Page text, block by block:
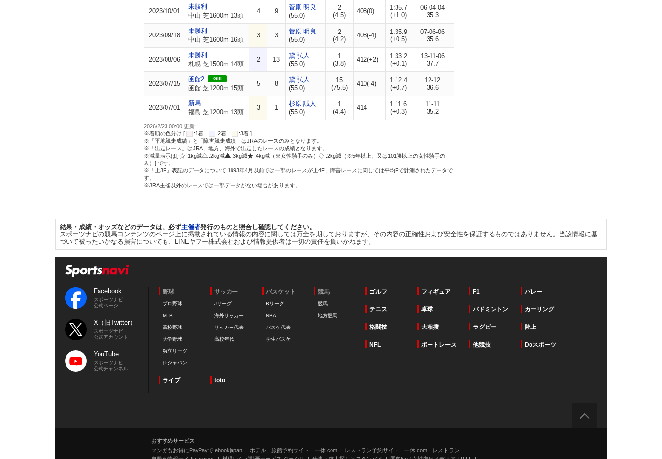
2023/10/01
未勝利
中山 芝1600m 13頭
4 9
菅原 明良
(55.0)
2
(4.5)
408(0)
1:35.7
(+1.0)
06-04-04
35.3
2023/09/18
未勝利
中山 芝1600m 16頭
3 3
菅原 明良
(55.0)
2
(4.2)
408(-4)
1:35.9
(+0.5)
07-06-06
35.6
2023/08/06
未勝利
札幌 芝1500m 14頭
2 13
黛 弘人
(55.0)
1
(3.8)
412(+2)
1:33.2
(+0.1)
13-11-06
37.7
2023/07/15
函館2 GIII
函館 芝1200m 15頭
5 8
黛 弘人
(55.0)
15
(75.5)
410(-4)
1:12.4
(+0.7)
12-12
36.6
2023/07/01
新馬
福島 芝1200m 13頭
3 1
杉原 誠人
(55.0)
1
(4.4)
414
1:11.6
(+0.3)
11-11
35.2
2026/2/23 00:00 更新
※着順の色分け [
:1着 :2着
:3着 ]
※「平地競走成績」と「障害競走成績」はJRAのレースのみとなります。
※「出走レース」はJRA、地方、海外で出走したレースの成績となります。
※減量表示は[
:1kg減 :2kg減 :3kg減 :4kg減（※女性騎手のみ）
:2kg減（※5年以上、又は101勝以上の女性騎手の
み）] です。
※「上3F」表記のデータについて 1993年4月以前では一部のレースが上4F、障害レースに関しては平均Fで計測されたデータで
す。
※JRA主催以外のレースでは一部データがない場合があります。
結果・成績・オッズなどのデータは、必ず主催者発行のものと照合し確認してください。
スポーツナビの競馬コンテンツのページ上に掲載されている情報の内容に関しては万全を期しておりますが、その内容の正確性および安全性を保証するものではありません。当該情報に基
づいて被ったいかなる損害についても、LINEヤフー株式会社および情報提供者は一切の責任を負いかねます。
Facebook
スポーツナビ
公式ページ
X（旧Twitter）
スポーツナビ
公式アカウント
YouTube
スポーツナビ
公式チャンネル
野球
プロ野球
MLB
高校野球
大学野球
独立リーグ
侍ジャパン
サッカー
Jリーグ
海外サッカー
サッカー代表
高校年代
バスケット
Bリーグ
NBA
バスケ代表
学生バスケ
競馬
競馬
地方競馬
ゴルフ フィギュア F1 バレー
テニス 卓球 バドミントン カーリング
格闘技 大相撲 ラグビー 陸上
NFL ボートレース 他競技 Doスポーツ
ライブ toto
おすすめサービス
マンガもお得にPayPayで ebookjapan
ホテル、旅館予約サイト 一休.com
レストラン予約サイト 一休.com レストラン